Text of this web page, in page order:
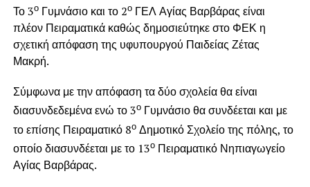
Το 3οΓυμνάσιο και το 2οΓΕΛ Αγίας Βαρβάρας είναι
πλέον Πειραματικά καθώς δημοσιεύτηκε στο ΦΕΚ η
σχετική απόφαση της υφυπουργού Παιδείας Ζέτας
Μακρή.
Σύμφωνα με την απόφαση τα δύο σχολεία θα είναι
διασυνδεδεμένα ενώ το 3οΓυμνάσιο θα συνδέεται και με
το επίσης Πειραματικό 8οΔημοτικό Σχολείο της πόλης, το
οποίο διασυνδέεται με το 13οΠειραματικό Νηπιαγωγείο
Αγίας Βαρβάρας.